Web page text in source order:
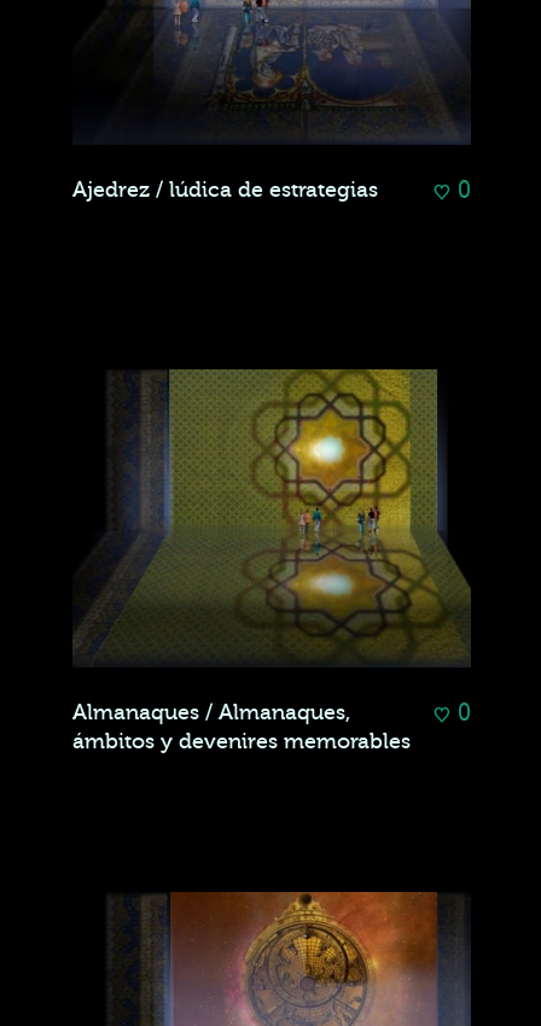
0
Ajedrez / lúdica de estrategias
0
Almanaques / Almanaques,
ámbitos y devenires memorables